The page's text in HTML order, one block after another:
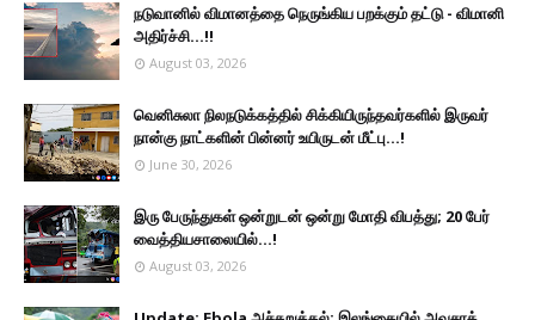
நடுவானில் விமானத்தை நெருங்கிய பறக்கும் தட்டு - விமானி
அதிர்ச்சி...!!
August 03, 2026
வெனிசுலா நிலநடுக்கத்தில் சிக்கியிருந்தவர்களில் இருவர்
நான்கு நாட்களின் பின்னர் உயிருடன் மீட்பு...!
June 30, 2026
இரு ப‍ேருந்துகள் ஒன்றுடன் ஒன்று மோதி விபத்து; 20 பேர்
வைத்தியசாலையில்...!
August 03, 2026